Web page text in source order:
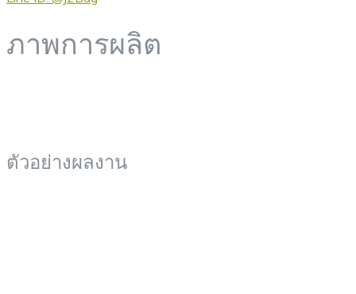
ภาพการผลิต
ตัวอย่างผลงาน